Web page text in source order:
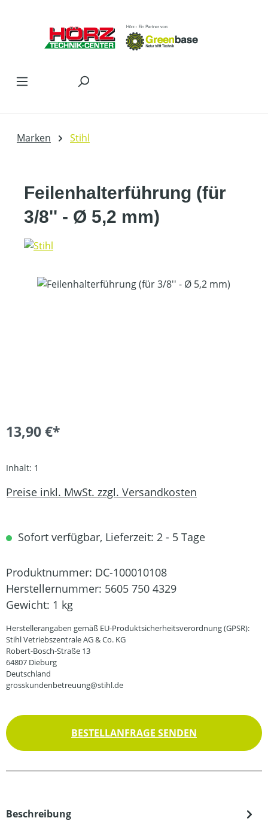
Marken Stihl
Feilenhalterführung (für
3/8'' - Ø 5,2 mm)
Bildergalerie überspringen
13,90 €*
Inhalt: 1
Preise inkl. MwSt. zzgl. Versandkosten
Sofort verfügbar, Lieferzeit: 2 - 5 Tage
Produktnummer: DC-100010108
Herstellernummer: 5605 750 4329
Gewicht: 1 kg
Herstellerangaben gemäß EU-Produktsicherheitsverordnung (GPSR):
Stihl Vetriebszentrale AG & Co. KG
Robert-Bosch-Straße 13
64807 Dieburg
Deutschland
grosskundenbetreuung@stihl.de
BESTELLANFRAGE SENDEN
Beschreibung